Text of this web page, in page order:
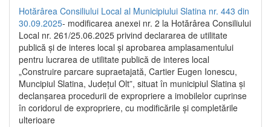
Hotărârea Consiliului Local al Municipiului Slatina nr. 443 din
30.09.2025- modificarea anexei nr. 2 la Hotărârea Consiliului
Local nr. 261/25.06.2025 privind declararea de utilitate
publică şi de interes local şi aprobarea amplasamentului
pentru lucrarea de utilitate publică de interes local
„Construire parcare supraetajată, Cartier Eugen Ionescu,
Muncipiul Slatina, Judeţul Olt”, situat în municipiul Slatina şi
declanşarea procedurii de expropriere a imobilelor cuprinse
în coridorul de expropriere, cu modificările şi completările
ulterioare